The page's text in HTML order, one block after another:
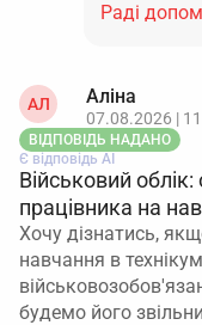
Раді
АЛ Аліна
07.08.2026 |
ВІДПОВІДЬ НАДАНО
Є відповідь АІ
Військовий
працівника на
Хочу дізнатись,
навчання в
будемо його